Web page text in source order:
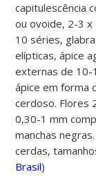
capitulescência
ou ovoide, 2-3 x
10 séries,
elípticas, ápice
externas de 10-
ápice em forma
cerdoso. Flores
0,30-1 mm
manchas
cerdas,
Brasil)